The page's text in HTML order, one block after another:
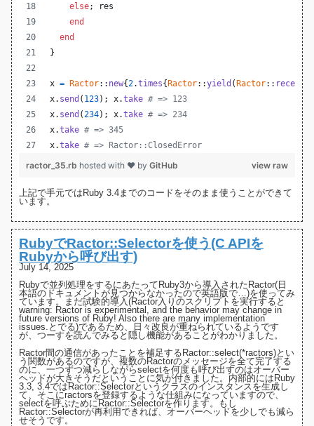
else;
res
end
end
}
x = Ractor:: new{2.times{Ractor::yield (Ractor:: receive
x. send ( 123) ; x.take # => 123
x. send ( 234) ; x.take # => 234
x.take # => 345
x.take # => Ractor::ClosedError
view raw
ractor_35.rb hosted with ❤ by GitHub
上記で手元ではRuby 3.4までのコードをそのまま使うことができて
います。
RubyでRactor::Selectorを使う(C APIを
Rubyから呼び出す)
July 14, 2025
Rubyで並列処理をするにあたってRuby3から導入された Ractor(日
本語のドキュメントが見つからなかったので英語版で…)を使ってみ
ています。まだ試験的導入(Ractor入りのスクリプトを実行すると
warning: Ractor is experimental, and the behavior may change in
future versions of Ruby! Also there are many implementation
issues.とでる)であるため、日々改良が重ねられているようです
が、つーすを読んでみると隠し機能があることがわかりました。
Ractor間の通信があったことを補足するRactor::select(*ractors)とい
う関数があるのですが、複数のRactorのメッセージを全て完了する
のに、一つずつ減らしながらselectを何度も呼び出すのはオーバー
ヘッドが大きそうだということに気が付きました。内部的にはRuby
3.3 3.4ではRactor::Selectorというクラスのインスタンスを生成し
て、そこにractorsを登録するような仕組みになっていますので、
selectを呼ぶためにRactor::Selectorを作ります。もし
Ractor::Selectorが再利用できれば、オーバーヘッドを少しでも減ら
せそうです。